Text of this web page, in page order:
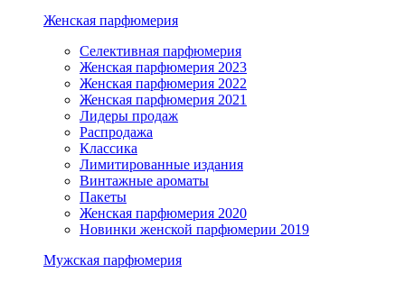
Женская парфюмерия
Селективная парфюмерия
Женская парфюмерия 2023
Женская парфюмерия 2022
Женская парфюмерия 2021
Лидеры продаж
Распродажа
Классика
Лимитированные издания
Винтажные ароматы
Пакеты
Женская парфюмерия 2020
Новинки женской парфюмерии 2019
Мужская парфюмерия